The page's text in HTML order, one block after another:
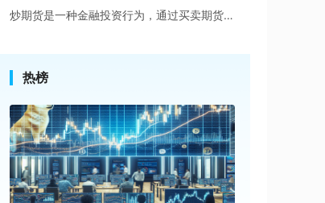
炒期货是一种金融投资行为，通过买卖期货合约来
热榜